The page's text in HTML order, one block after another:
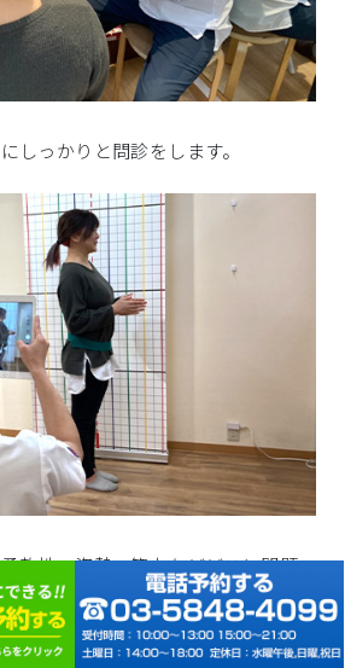
しっかりと問診をします。
軟性、姿勢、筋力などどこに問題
活でお身体の使い方で偏った癖は
を徹底した検査をします。骨盤のズ
しっかりと正常の位置に戻るよう